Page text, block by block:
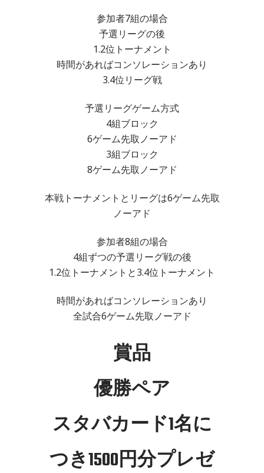
参加者7組の場合
予選リーグの後
1.2位トーナメント
時間があればコンソレーションあり
3.4位リーグ戦
予選リーグゲーム方式
4組ブロック
6ゲーム先取ノーアド
3組ブロック
8ゲーム先取ノーアド
本戦トーナメントとリーグは6ゲーム先取
ノーアド
参加者8組の場合
4組ずつの予選リーグ戦の後
1.2位トーナメントと3.4位トーナメント
時間があればコンソレーションあり
全試合6ゲーム先取ノーアド
賞品
優勝ペア
スタバカード1名に
つき1500円分プレゼ